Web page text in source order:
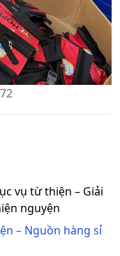
72
vụ từ thiện – Giải
nguyện
– Nguồn hàng sỉ